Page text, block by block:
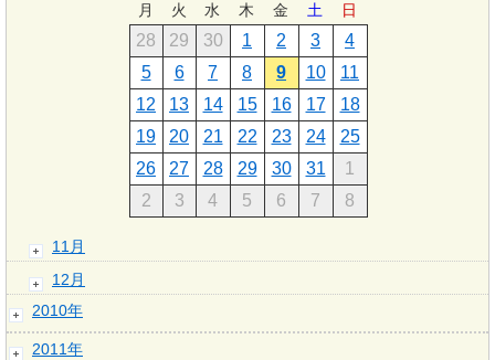
月 火 水 木 金 土 日
28 29 30 1 2 3
4
5
6 7 8 9 10
11
12
13 14 15 16 17
18
19
20 21 22 23 24
25
26
27 28 29 30 31
1
2
3 4 5 6 7 8
11月
12月
2010年
2011年